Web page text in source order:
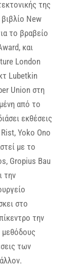
της
βιβλίο New
το βραβείο
και
London
Lubetkin
Union στη
από το
εκθέσεις
Yoko Ono
με το
Gropius Bau
την
στο
την
μεθόδους
των